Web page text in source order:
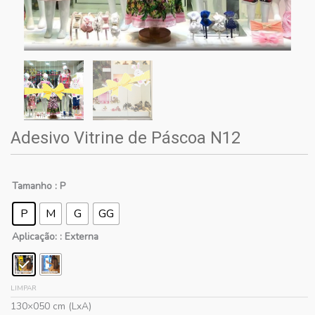
Adesivo Vitrine de Páscoa N12
Tamanho : P
P M G GG
Aplicação: : Externa
LIMPAR
130×050 cm (LxA)